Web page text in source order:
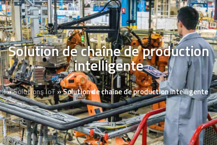
0 article
Solution de chaîne de production
intelligente
»Solutions IoT »Solution de chaîne de production intelligente